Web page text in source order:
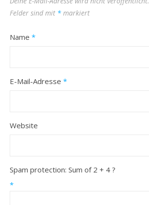
Felder sind mit * markiert
Name *
E-Mail-Adresse *
Website
Spam protection: Sum of 2 + 4 ?
*